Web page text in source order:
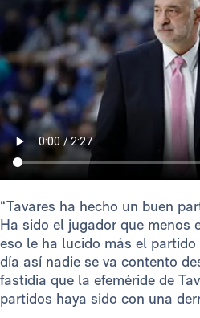
“Tavares ha hecho un buen
Ha sido el jugador que menos
eso le ha lucido más el
día así nadie se va contento
fastidia que la efeméride de
partidos haya sido con una